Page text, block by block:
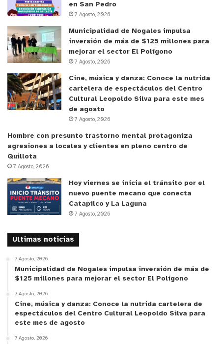
en la asesoría, apoyo y orientación para que estas
organizaciones comunitarias puedan obtener los
recursos. Agradezco también el respaldo de
nuestros consejeros regionales y destaco que este
8% permite que las organizaciones enfrenten
realidades ligadas a la seguridad, el deporte y la
cultura, otorgándoles autonomía y
complementando la gestión municipal”.
Con estos nuevos recursos, las organizaciones
crucinas podrán concretar proyectos que apuntan
a la seguridad, el deporte, la salud preventiva y la
vida cultural, respondiendo a demandas históricas
de sus comunidades.
y tú, ¿qué opinas?
en San Pedro
7 Agosto, 2026
Municipalidad de Nogales impulsa
inversión de más de $125 millones para
mejorar el sector El Polígono
7 Agosto, 2026
Cine, música y danza: Conoce la nutrida
cartelera de espectáculos del Centro
Cultural Leopoldo Silva para este mes
de agosto
7 Agosto, 2026
Hombre con presunto trastorno mental protagoniza
agresiones a locales y clientes en pleno centro de
Quillota
7 Agosto, 2026
Hoy viernes se inicia el tránsito por el
nuevo puente mecano que conecta
Catapilco y La Laguna
7 Agosto, 2026
Ultimas noticias
7 Agosto, 2026
Municipalidad de Nogales impulsa inversión de más de
$125 millones para mejorar el sector El Polígono
7 Agosto, 2026
Cine, música y danza: Conoce la nutrida cartelera de
espectáculos del Centro Cultural Leopoldo Silva para
este mes de agosto
7 Agosto, 2026